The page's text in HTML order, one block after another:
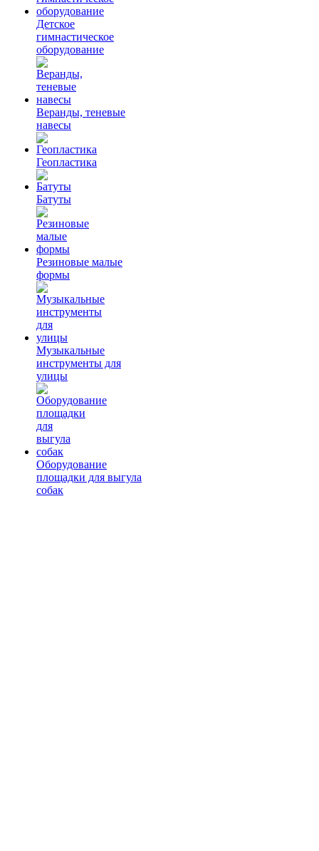
Детское
гимнастическое
оборудование
Веранды, теневые
навесы
Геопластика
Батуты
Резиновые малые
формы
Музыкальные
инструменты для
улицы
Оборудование
площадки для выгула
собак